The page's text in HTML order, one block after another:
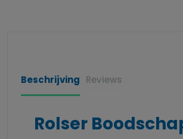
Beschrijving Reviews
Rolser